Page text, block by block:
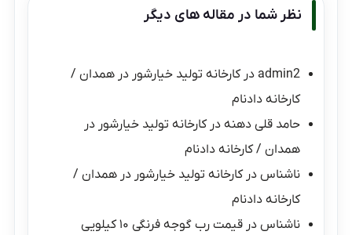
نظر شما در مقاله های دیگر
admin2 درکارخانه تولید خیارشور در همدان /
کارخانه دادنام
حامد قلی دهنه درکارخانه تولید خیارشور در
همدان / کارخانه دادنام
ناشناس درکارخانه تولید خیارشور در همدان /
کارخانه دادنام
ناشناس درقیمت رب گوجه فرنگی ۱۰ کیلویی